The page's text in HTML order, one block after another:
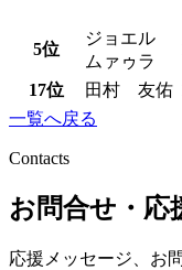
5位
ジョエル
ムァゥラ
17位 田村 友佑
一覧へ戻る
Contacts
お問合せ・応
応援メッセージ、お